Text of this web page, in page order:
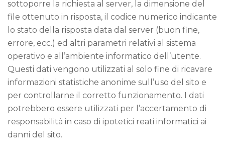
sottoporre la richiesta al server, la dimensione del
file ottenuto in risposta, il codice numerico indicante
lo stato della risposta data dal server (buon fine,
errore, ecc.) ed altri parametri relativi al sistema
operativo e all’ambiente informatico dell’utente.
Questi dati vengono utilizzati al solo fine di ricavare
informazioni statistiche anonime sull’uso del sito e
per controllarne il corretto funzionamento. I dati
potrebbero essere utilizzati per l’accertamento di
responsabilità in caso di ipotetici reati informatici ai
danni del sito.